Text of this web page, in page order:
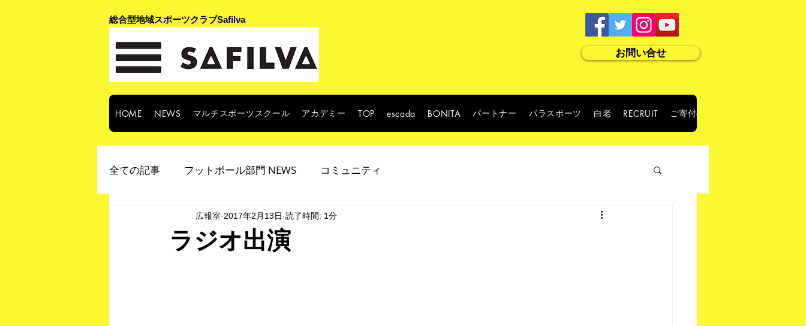
​総合型地域スポーツクラブSafilva
お問い合せ
HOME NEWS マルチスポーツスクール アカデミー TOP escada BONITA パートナー パラスポーツ 白老 RECRUIT ご寄付のお願い
全ての記事 フットボール部門 NEWS コミュニティ
ラジオ出演
広報室 2017年2月13日 読了時間: 1分